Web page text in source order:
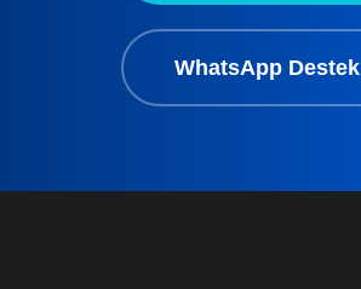
WhatsApp Destek